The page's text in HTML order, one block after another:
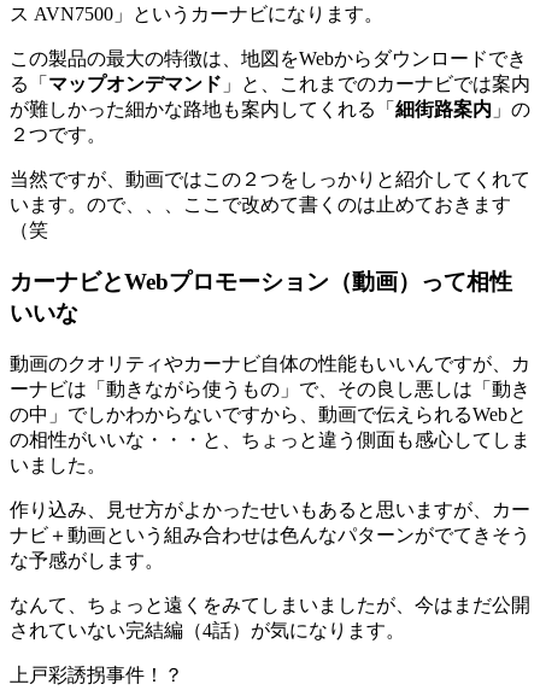
ス AVN7500」というカーナビになります。
この製品の最大の特徴は、地図をWebからダウンロードでき
る「 マップオンデマンド 」と、これまでのカーナビでは案内
が難しかった細かな路地も案内してくれる「 細街路案内 」の
２つです。
当然ですが、動画ではこの２つをしっかりと紹介してくれて
います。ので、、、ここで改めて書くのは止めておきます
（笑
カーナビとWebプロモーション（動画）って相性
いいな
動画のクオリティやカーナビ自体の性能もいいんですが、カ
ーナビは「動きながら使うもの」で、その良し悪しは「動き
の中」でしかわからないですから、動画で伝えられるWebと
の相性がいいな・・・と、ちょっと違う側面も感心してしま
いました。
作り込み、見せ方がよかったせいもあると思いますが、カー
ナビ＋動画という組み合わせは色んなパターンがでてきそう
な予感がします。
なんて、ちょっと遠くをみてしまいましたが、今はまだ公開
されていない完結編（4話）が気になります。
上戸彩誘拐事件！？